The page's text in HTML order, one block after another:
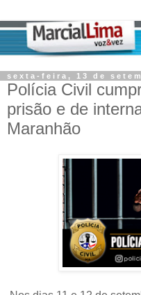
sexta-feira, 13 de
Polícia Civil
prisão e de
Maranhão